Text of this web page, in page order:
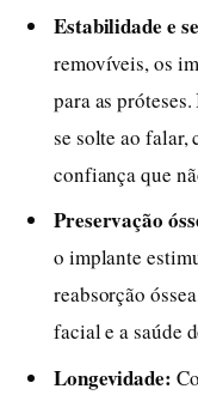
Estabilidade e
removíveis, os
para as
se solte ao
confiança que
Preservação
o implante
reabsorção
facial e a saúde
Longevidade: